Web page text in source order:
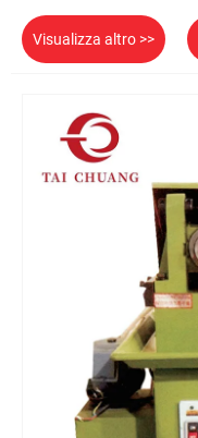
Visualizza altro >>